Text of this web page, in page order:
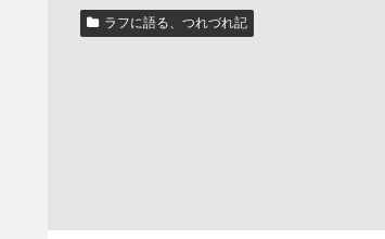
ラフに語る、つれづれ記